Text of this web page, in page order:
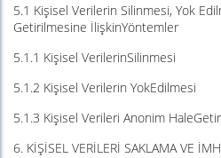
5.1 Kişisel Verilerin Silinmesi, Yok
Getirilmesine İlişkinYöntemler
5.1.1 Kişisel VerilerinSilinmesi
5.1.2 Kişisel Verilerin YokEdilmesi
5.1.3 Kişisel Verileri Anonim
6. KİŞİSEL VERİLERİ SAKLAMA VE